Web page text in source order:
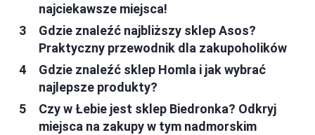
najciekawsze miejsca!
Gdzie znaleźć najbliższy sklep Asos?
Praktyczny przewodnik dla zakupoholików
Gdzie znaleźć sklep Homla i jak wybrać
najlepsze produkty?
Czy w Łebie jest sklep Biedronka? Odkryj
miejsca na zakupy w tym nadmorskim